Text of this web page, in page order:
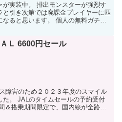
実装中。 排出モンスターが強烈す
と引き次第では廃課金プレイヤーに匹
ると思います。 個人の無料ガチャ
ＡＬ 6600円セール
障害のため２０２３年度のスマイル
た。 JALのタイムセールの予約受付
搭乗期間限定で、国内線が全路線